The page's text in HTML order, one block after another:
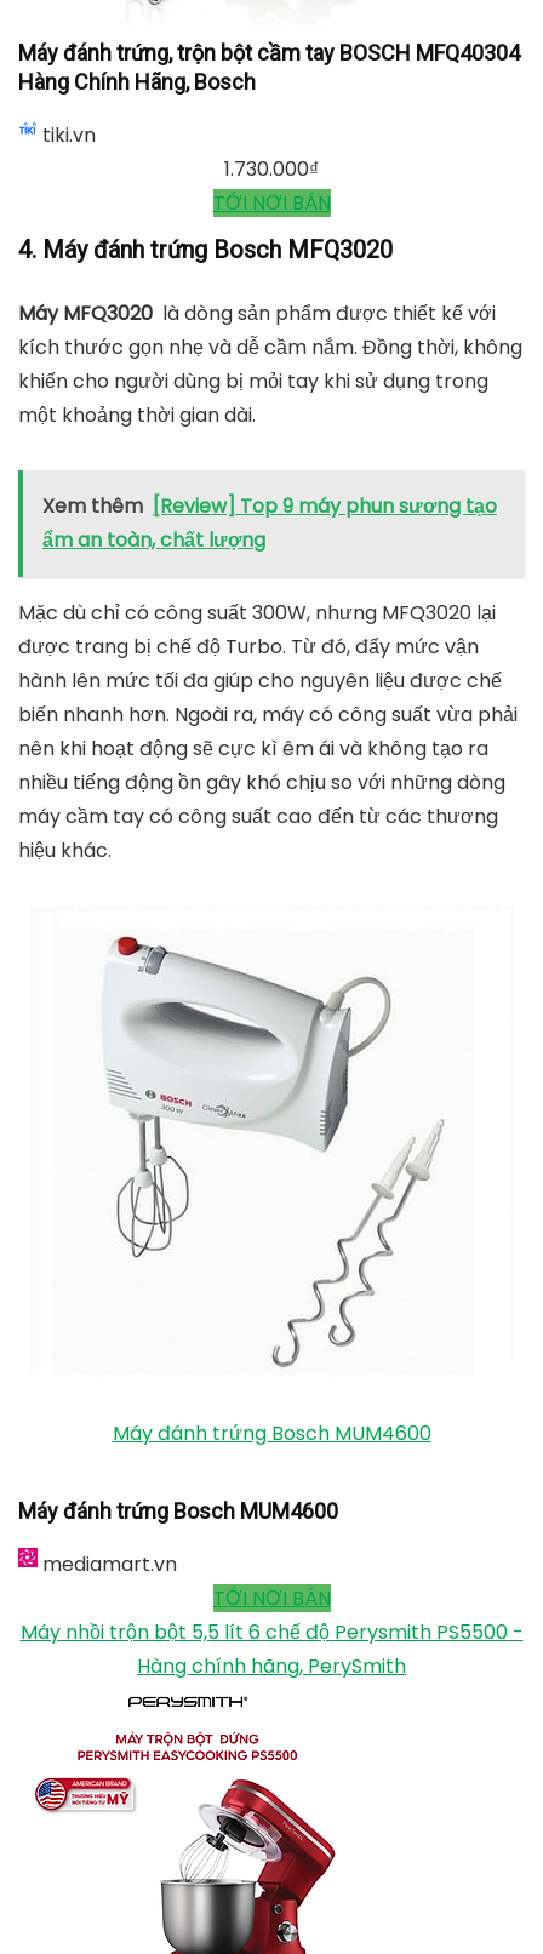
Máy đánh trứng Bosch MFQ3020
TỚI NƠI BÁN
Máy đánh trứng, trộn bột cầm tay BOSCH MFQ40304
Máy đánh trứng, trộn bột cầm tay BOSCH MFQ40304
Hàng Chính Hãng, Bosch
tiki.vn
1.730.000₫
TỚI NƠI BÁN
4. Máy đánh trứng Bosch MFQ3020
kích thước gọn nhẹ và dễ cầm nắm. Đồng thời, không
khiến cho người dùng bị mỏi tay khi sử dụng trong
một khoảng thời gian dài.
Xem thêm [Review] Top 9 máy phun sương tạo
ẩm an toàn, chất lượng
Mặc dù chỉ có công suất 300W, nhưng MFQ3020 lại
được trang bị chế độ Turbo. Từ đó, đẩy mức vận
hành lên mức tối đa giúp cho nguyên liệu được chế
biến nhanh hơn. Ngoài ra, máy có công suất vừa phải
nên khi hoạt động sẽ cực kì êm ái và không tạo ra
máy cầm tay có công suất cao đến từ các thương